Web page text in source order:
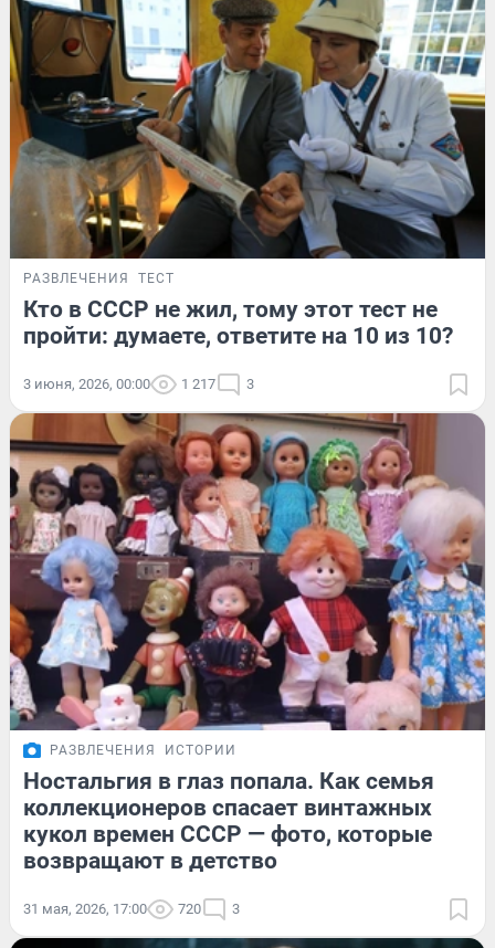
РАЗВЛЕЧЕНИЯ ТЕСТ
Кто в СССР не жил, тому этот тест не
пройти: думаете, ответите на 10 из 10?
3 июня, 2026, 00:00 1 217 3
РАЗВЛЕЧЕНИЯ ИСТОРИИ
Ностальгия в глаз попала. Как семья
коллекционеров спасает винтажных
кукол времен СССР — фото, которые
возвращают в детство
31 мая, 2026, 17:00 720 3